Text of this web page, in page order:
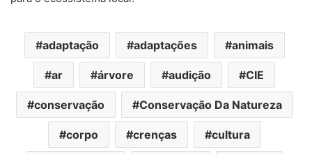
adaptação adaptações animais
ar árvore audição CIE
conservação Conservação Da Natureza
corpo crenças cultura